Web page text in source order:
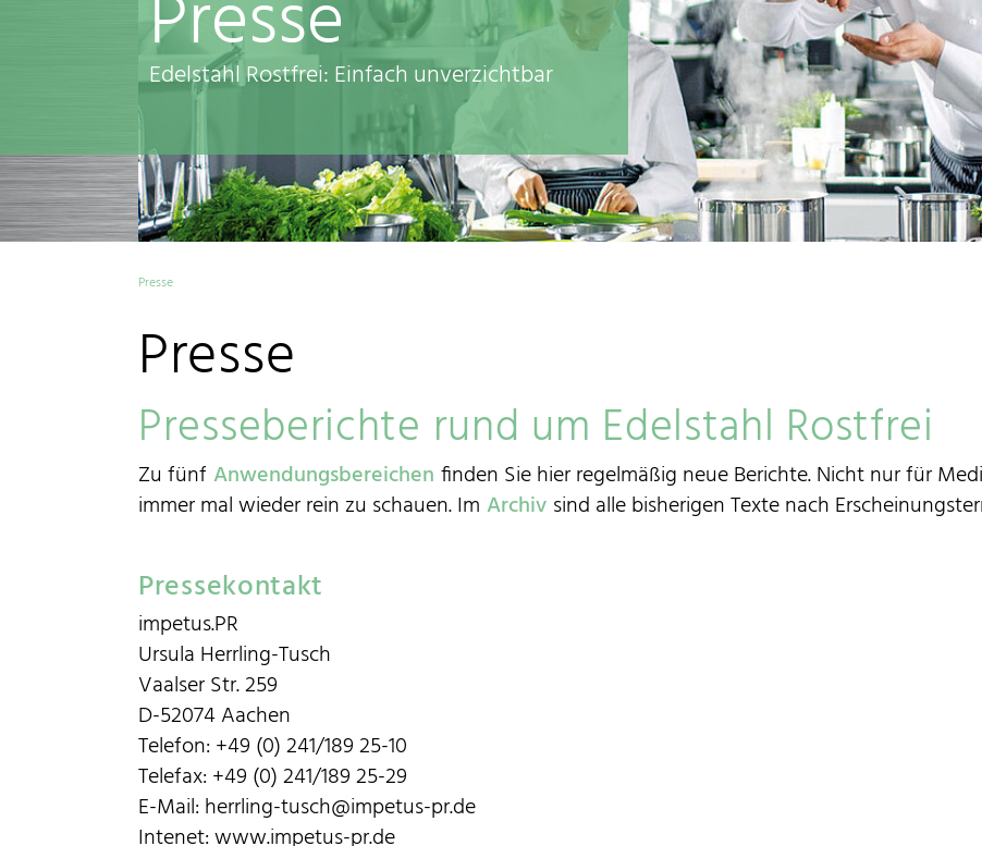
Presse
Edelstahl Rostfrei: Einfach unverzichtbar
Presse
Presse
Presseberichte rund um Edelstahl Rostfrei
Zu fünf Anwendungsbereichen finden Sie hier regelmäßig neue Berichte. Nicht nur für
immer mal wieder rein zu schauen. Im Archiv sind alle bisherigen Texte nach
Pressekontakt
impetus.PR
Ursula Herrling-Tusch
Vaalser Str. 259
D-52074 Aachen
Telefon: +49 (0) 241/189 25-10
Telefax: +49 (0) 241/189 25-29
E-Mail: herrling-tusch@impetus-pr.de
Intenet: www.impetus-pr.de